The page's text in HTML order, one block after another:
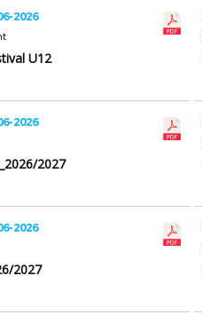
2026
U12
2026
2027
2026
2027